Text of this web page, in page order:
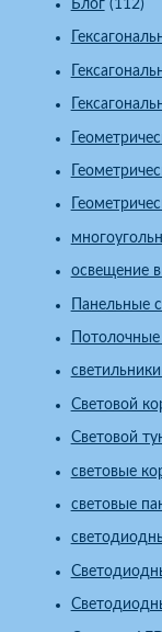
Блог(112)
освещение
Панельные
Световой
Световой
световые
световые